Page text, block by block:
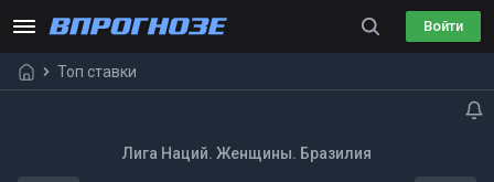
Войти
Топ ставки
Лига Наций. Женщины. Бразилия